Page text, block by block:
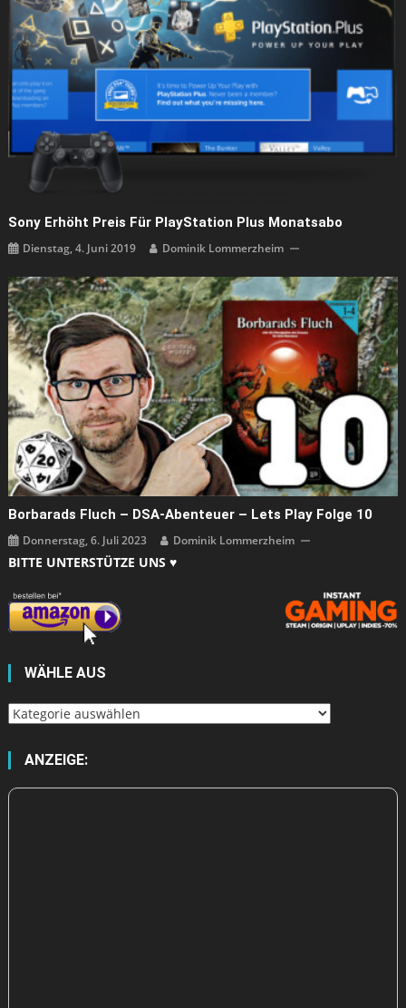
Sony Erhöht Preis Für PlayStation Plus Monatsabo
Dienstag, 4. Juni 2019 Dominik Lommerzheim
Borbarads Fluch – DSA-Abenteuer – Lets Play Folge 10
Donnerstag, 6. Juli 2023 Dominik Lommerzheim
BITTE UNTERSTÜTZE UNS ♥
WÄHLE AUS
Wähle
ANZEIGE: